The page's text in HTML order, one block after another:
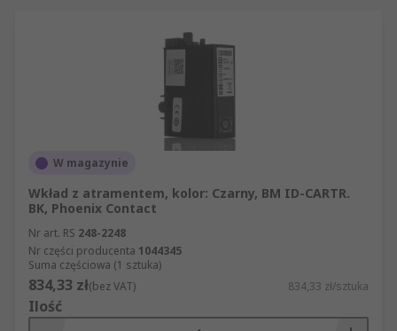
W magazynie
Wkład z atramentem, kolor: Czarny, BM ID-CARTR.
BK, Phoenix Contact
Nr art. RS 248-2248
Nr części producenta 1044345
Suma częściowa (1 sztuka)
834,33 zł(bez VAT) 834,33 zł/sztuka
Ilość